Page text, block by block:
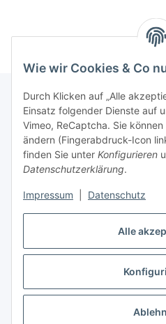
Alle
Wie wir Cookies & Co
Durch Klicken auf „Alle
Einsatz folgender Dienste auf
Vimeo, ReCaptcha. Sie
ändern (Fingerabdruck-Icon
finden Sie unter Konfigurieren
Datenschutzerklärung.
Impressum Datenschutz
Informationen
Gesetzliche Informationen
* Alle Preise inkl. gesetzlicher USt.,